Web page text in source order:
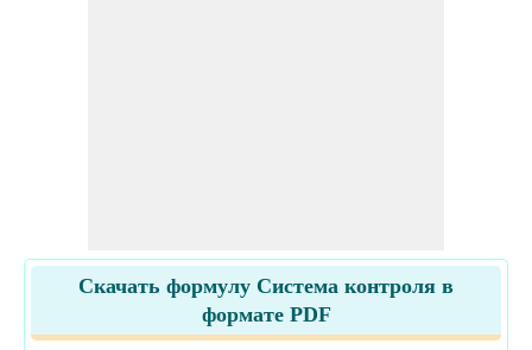
Скачать формулу Система контроля в
формате PDF